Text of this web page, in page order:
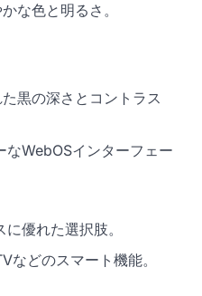
な色と明るさ。
黒の深さとコントラス
なWebOSインターフェー
優れた選択肢。
どのスマート機能。